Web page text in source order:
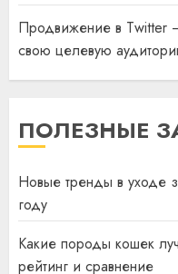
Продвижение в Twitter
свою целевую
ПОЛЕЗНЫЕ
Новые тренды в уходе
году
Какие породы кошек
рейтинг и сравнение